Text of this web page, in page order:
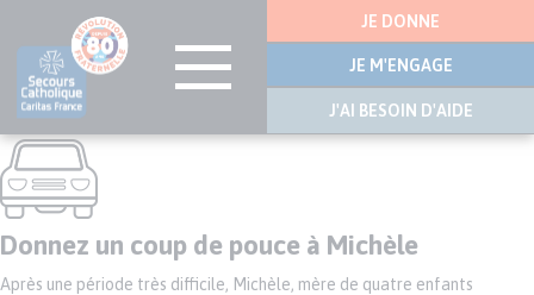
Aller
au
contenu
principal
latérale
JE DONNE
JE M'ENGAGE
J'AI BESOIN D'AIDE
Donnez un coup de pouce à Michèle
Après une période très difficile, Michèle, mère de quatre enfants